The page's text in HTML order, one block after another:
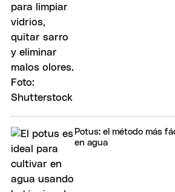
Potus: el método más
en agua